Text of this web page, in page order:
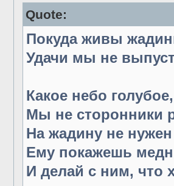
Quote:
Покуда живы
Удачи мы не
Какое небо голубое,
Мы не сторонники
На жадину не
Ему покажешь
И делай с ним, что